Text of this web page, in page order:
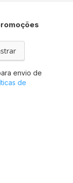
envio de
de